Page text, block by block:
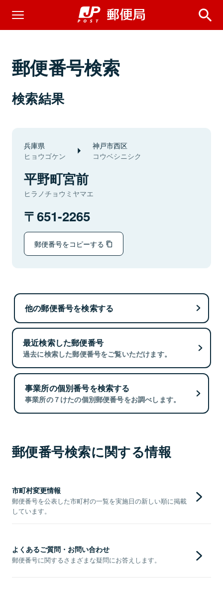
郵便番号検索
検索結果
兵庫県
ヒョウゴケン
神戸市西区
コウベシニシク
平野町宮前
ヒラノチョウミヤマエ
651-2265
郵便番号をコピーする
他の郵便番号を検索する
最近検索した郵便番号
過去に検索した郵便番号をご覧いただけます。
事業所の個別番号を検索する
事業所の７けたの個別郵便番号をお調べします。
郵便番号検索に関する情報
市町村変更情報
郵便番号を公表した市町村の一覧を実施日の新しい順に掲載
しています。
よくあるご質問・お問い合わせ
郵便番号に関するさまざまな疑問にお答えします。